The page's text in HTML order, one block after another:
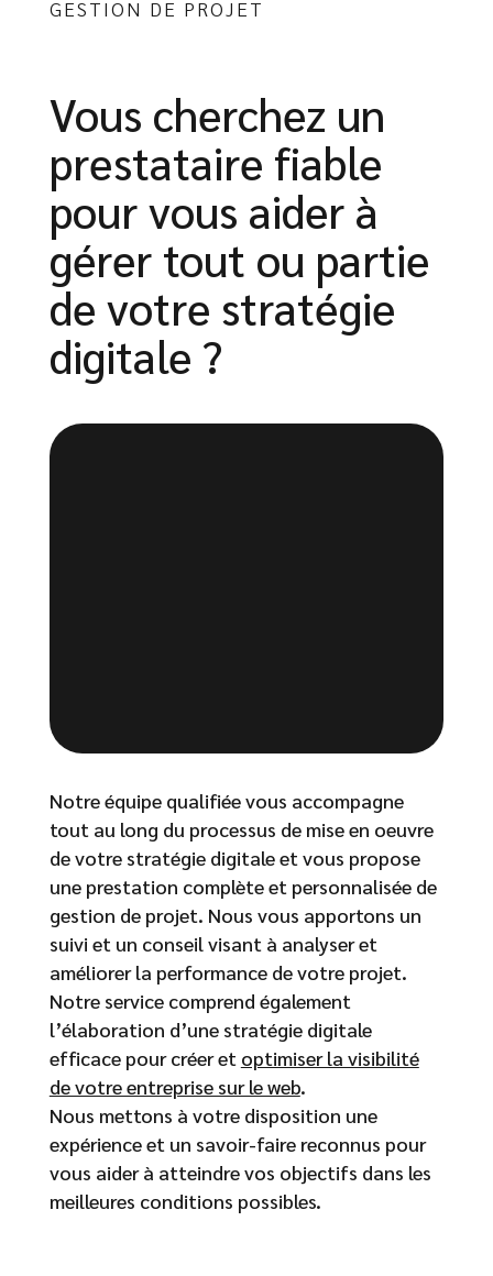
GESTION DE PROJET
Vous cherchez un
prestataire fiable
pour vous aider à
gérer tout ou partie
de votre stratégie
digitale ?
Notre équipe qualifiée vous accompagne
tout au long du processus de mise en oeuvre
de votre stratégie digitale et vous propose
une prestation complète et personnalisée de
gestion de projet. Nous vous apportons un
suivi et un conseil visant à analyser et
améliorer la performance de votre projet.
Notre service comprend également
l’élaboration d’une stratégie digitale
efficace pour créer et optimiser la visibilité
de votre entreprise sur le web.
Nous mettons à votre disposition une
expérience et un savoir-faire reconnus pour
vous aider à atteindre vos objectifs dans les
meilleures conditions possibles.